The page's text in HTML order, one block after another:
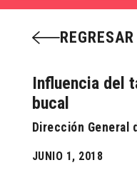
REGRESAR
Influencia del
bucal
Dirección General
JUNIO 1, 2018